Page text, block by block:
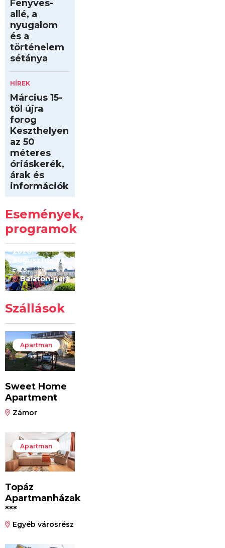
Fenyves-
allé, a
nyugalom
és a
történelem
sétánya
HÍREK
Március 15-
től újra
forog
Keszthelyen
az 50
méteres
óriáskerék,
árak és
információk
Események,
programok
Kilóméterek
2026
2026.
augusztus 22
– 23.
Balaton-part
Szállások
Apartman
Sweet Home
Apartment
Zámor
Apartman
Topáz
Apartmanházak
***
Egyéb városrész